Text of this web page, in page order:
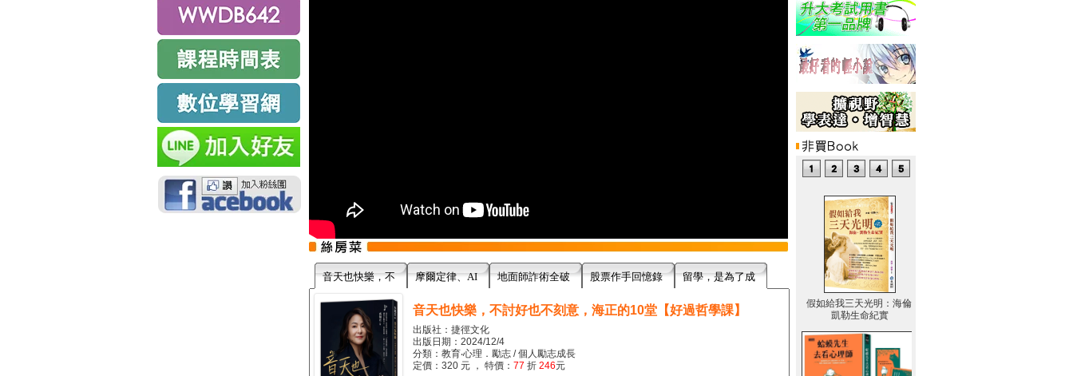
音天也快樂，不 摩爾定律、AI 地面師詐術全破 股票作手回憶錄 留學，是為了成
音天也快樂，不討好也不刻意，海正的10堂【好過哲學課】
出版社：捷徑文化
出版日期：2024/12/4
分類：教育‧心理．勵志 / 個人勵志成長
定價：320 元 ， 特價： 77 折 246元